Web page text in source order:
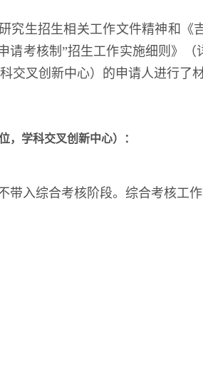
究生招生相关工作文件精神和《
请考核制”招生工作实施细则》
交叉创新中心）的申请人进行了
，学科交叉创新中心）：
带入综合考核阶段。综合考核工